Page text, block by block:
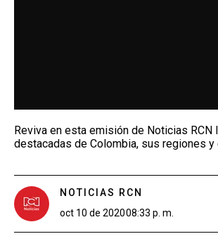
Reviva en esta emisión de Noticias RCN
destacadas de Colombia, sus regiones y
NOTICIAS RCN
oct 10 de 202008:33 p. m.